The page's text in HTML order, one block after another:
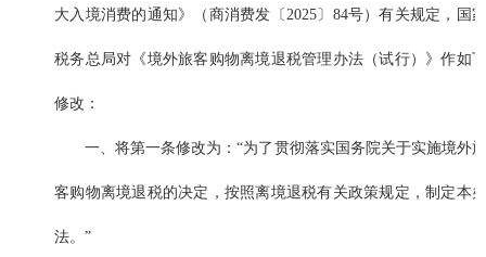
大入境消费的通知》（商消费发〔2025〕84号）有关规定，国家
税务总局对《境外旅客购物离境退税管理办法（试行）》作如下
修改：
一、将第一条修改为：“为了贯彻落实国务院关于实施境外旅
客购物离境退税的决定，按照离境退税有关政策规定，制定本办
法。”